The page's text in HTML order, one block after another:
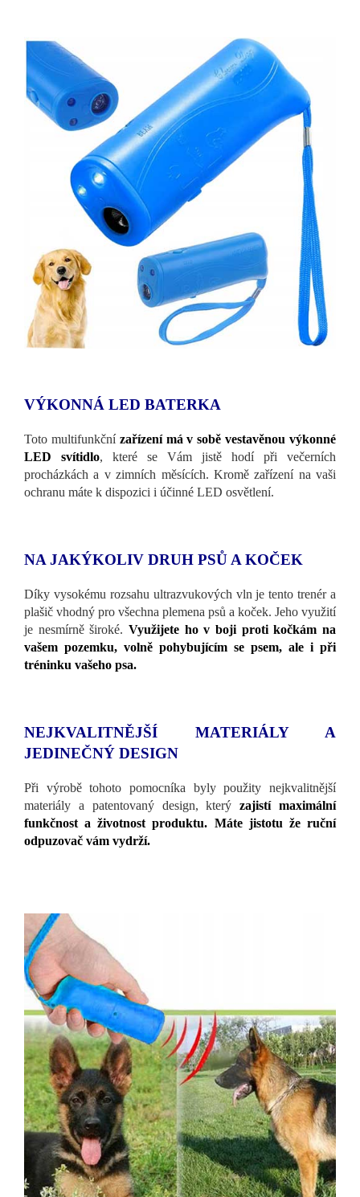
VÝKONNÁ LED BATERKA
Toto multifunkční zařízení má v sobě vestavěnou výkonné
LED svítidlo, které se Vám jistě hodí při večerních
procházkách a v zimních měsících. Kromě zařízení na vaši
ochranu máte k dispozici i účinné LED osvětlení.
NA JAKÝKOLIV DRUH PSŮ A KOČEK
Díky vysokému rozsahu ultrazvukových vln je tento trenér a
plašič vhodný pro všechna plemena psů a koček. Jeho využití
je nesmírně široké. Využijete ho v boji proti kočkám na
vašem pozemku, volně pohybujícím se psem, ale i při
tréninku vašeho psa.
NEJKVALITNĚJŠÍ MATERIÁLY A
JEDINEČNÝ DESIGN
Při výrobě tohoto pomocníka byly použity nejkvalitnější
materiály a patentovaný design, kterýzajistí maximální
funkčnost a životnost produktu. Máte jistotu že ruční
odpuzovač vám vydrží.